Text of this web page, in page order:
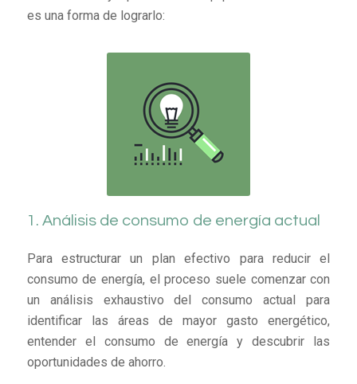
es una forma de lograrlo:
1. Análisis de consumo de energía actual
Para estructurar un plan efectivo para reducir el
consumo de energía, el proceso suele comenzar con
un análisis exhaustivo del consumo actual para
identificar las áreas de mayor gasto energético,
entender el consumo de energía y descubrir las
oportunidades de ahorro.